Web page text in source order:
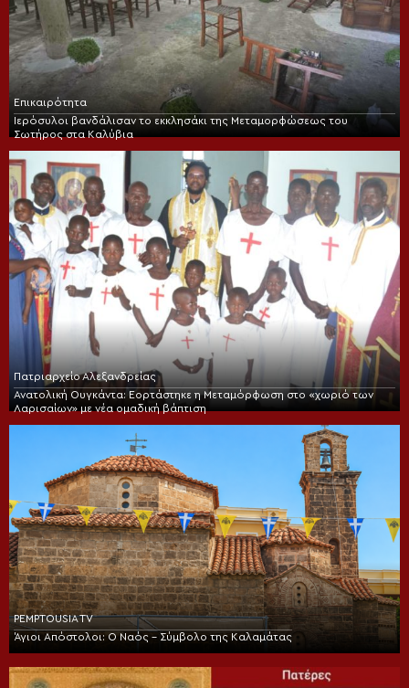
Επικαιρότητα
Ιερόσυλοι βανδάλισαν το εκκλησάκι της Μεταμορφώσεως του
Σωτήρος στα Καλύβια
Πατριαρχείο Αλεξανδρείας
Ανατολική Ουγκάντα: Εορτάστηκε η Μεταμόρφωση στο «χωριό των
Λαρισαίων» με νέα ομαδική βάπτιση
PEMPTOUSIA TV
Άγιοι Απόστολοι: Ο Ναός – Σύμβολο της Καλαμάτας